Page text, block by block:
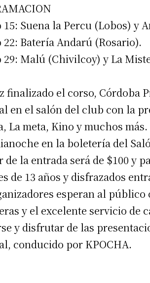
15: Suena la Percu (Lobos) y
22: Batería Andarú (Rosario).
29: Malú (Chivilcoy) y La
finalizado el corso, Córdoba
en el salón del club con la
La meta, Kino y muchos
en la boletería del
de la entrada será de $100 y
de 13 años y disfrazados
esperan al
y el excelente servicio de
y disfrutar de las
conducido por KPOCHA.